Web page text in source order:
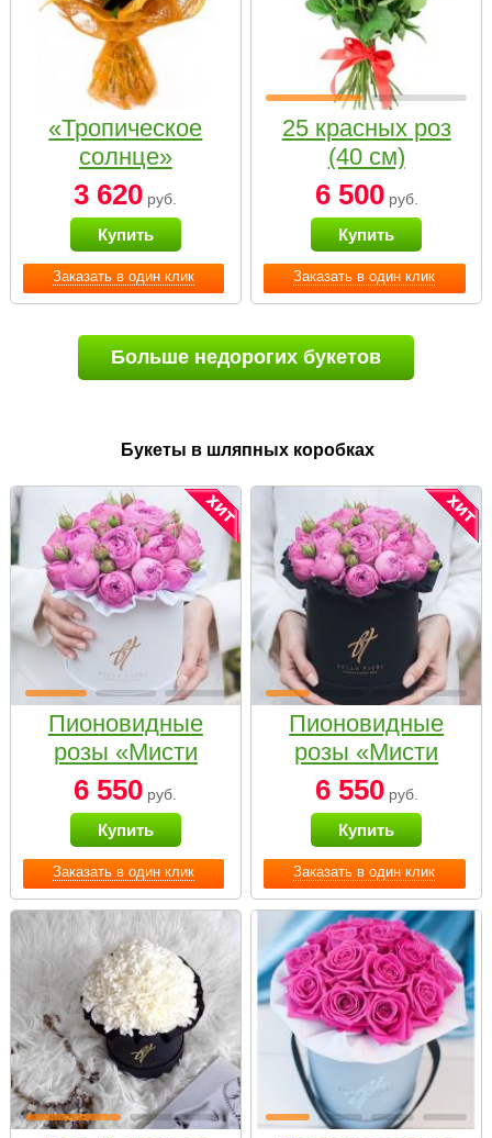
Заказать в один клик
«Тропическое
солнце»
3 620 руб.
Купить
Заказать в один клик
25 красных роз
(40 см)
6 500руб.
Купить
Больше недорогих букетов
Букеты в шляпных коробках
Заказать в один клик
Пионовидные
розы «Мисти
бабблс» в белой
коробке Small
6 550 руб.
Купить
Заказать в один клик
Пионовидные
розы «Мисти
бабблс» в
черной коробке
Small
6 550руб.
Купить